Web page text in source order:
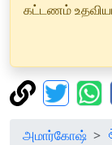
கட்டணம்
அமார்கோஷ்